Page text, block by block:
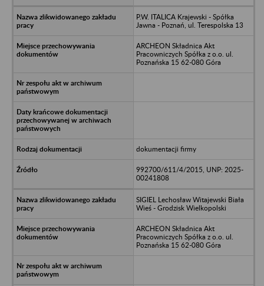
P.W. ITALICA Krajewski - Spółka
Jawna - Poznań, ul. Terespolska 13
ARCHEON Składnica Akt
Pracowniczych Spółka z o.o. ul.
Poznańska 15 62-080 Góra
dokumentacji firmy
992700/611/4/2015, UNP: 2025-
00241808
SIGIEL Lechosław Witajewski Biała
Wieś - Grodzisk Wielkopolski
ARCHEON Składnica Akt
Pracowniczych Spółka z o.o. ul.
Poznańska 15 62-080 Góra